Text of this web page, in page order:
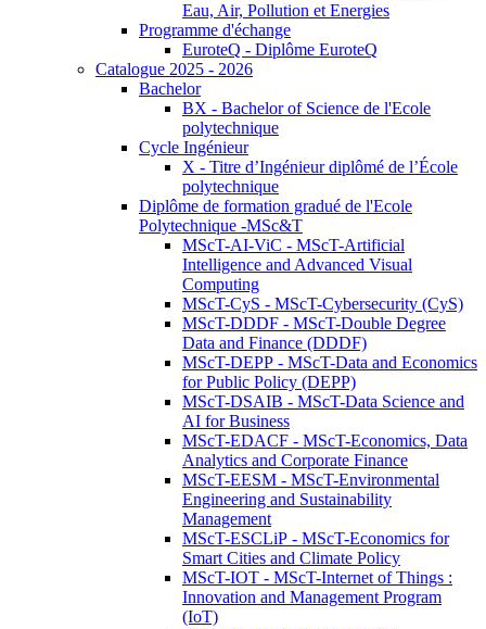
Eau, Air, Pollution et Energies
Programme d'échange
EuroteQ - Diplôme EuroteQ
Catalogue 2025 - 2026
Bachelor
BX - Bachelor of Science de l'Ecole
polytechnique
Cycle Ingénieur
X - Titre d’Ingénieur diplômé de l’École
polytechnique
Diplôme de formation gradué de l'Ecole
Polytechnique -MSc&T
MScT-AI-ViC - MScT-Artificial
Intelligence and Advanced Visual
Computing
MScT-CyS - MScT-Cybersecurity (CyS)
MScT-DDDF - MScT-Double Degree
Data and Finance (DDDF)
MScT-DEPP - MScT-Data and Economics
for Public Policy (DEPP)
MScT-DSAIB - MScT-Data Science and
AI for Business
MScT-EDACF - MScT-Economics, Data
Analytics and Corporate Finance
MScT-EESM - MScT-Environmental
Engineering and Sustainability
Management
MScT-ESCLiP - MScT-Economics for
Smart Cities and Climate Policy
MScT-IOT - MScT-Internet of Things :
Innovation and Management Program
(IoT)